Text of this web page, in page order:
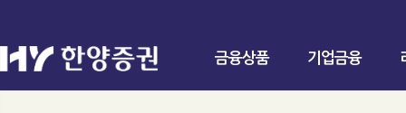
금융상품 기업금융